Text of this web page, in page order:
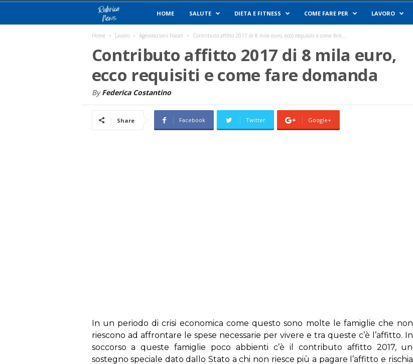
u
b
r
HOME SALUTE DIETA E FITNESS COME FARE PER LAVORO
Home Lavoro Agevolazioni Fiscali Contributo affitto 2017 di 8 mila euro, ecco requisiti e come fare...
Contributo affitto 2017 di 8 mila euro,
ecco requisiti e come fare domanda
By Federica Costantino
Share Facebook Twitter Google+
In un periodo di crisi economica come questo sono molte le famiglie che non
riescono ad affrontare le spese necessarie per vivere e tra queste c’è l’affitto. In
soccorso a queste famiglie poco abbienti c’è il contributo affitto 2017, un
sostegno speciale dato dallo Stato a chi non riesce più a pagare l’affitto e rischia